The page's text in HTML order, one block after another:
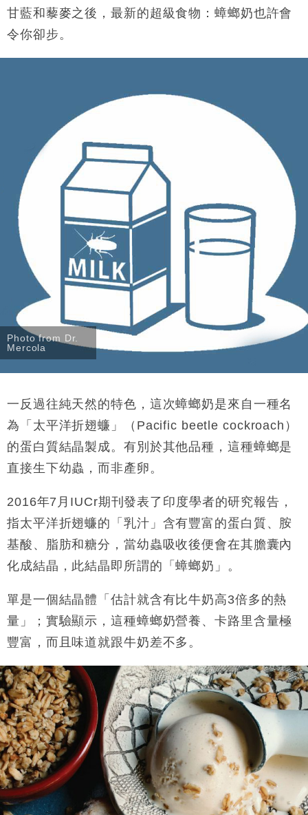
15:47
財經｜恒隆10月換帥 玩具「反」斗城亞洲CEO蔡德
差達1125億美元
財經｜日本春季三度入市撐日圓 4月單日斥6.28萬億
日圓干預創新高
國際｜特朗普料美伊戰事快結束 承認部分彈藥庫存緊
15:59
財經｜SA售股自救後再出手 斥4億美元押注未上市公
甘藍和藜麥之後，最新的超級食物：蟑螂奶也許會
令你卻步。
Photo from Dr.
Mercola
一反過往純天然的特色，這次蟑螂奶是來自一種名
為「太平洋折翅蠊」（Pacific beetle cockroach）
的蛋白質結晶製成。有別於其他品種，這種蟑螂是
直接生下幼蟲，而非產卵。
2016年7月IUCr期刊發表了印度學者的研究報告，
指太平洋折翅蠊的「乳汁」含有豐富的蛋白質、胺
基酸、脂肪和糖分，當幼蟲吸收後便會在其膽囊內
化成結晶，此結晶即所謂的「蟑螂奶」。
單是一個結晶體「估計就含有比牛奶高3倍多的熱
量」；實驗顯示，這種蟑螂奶營養、卡路里含量極
豐富，而且味道就跟牛奶差不多。